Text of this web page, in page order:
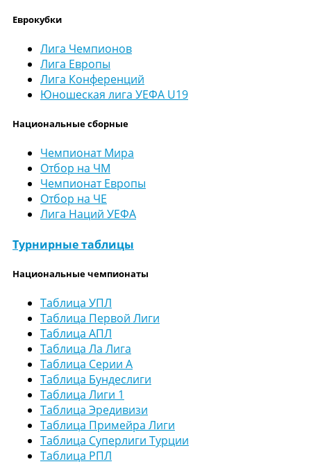
Еврокубки
Лига Чемпионов
Лига Европы
Лига Конференций
Юношеская лига УЕФА U19
Национальные сборные
Чемпионат Мира
Отбор на ЧМ
Чемпионат Европы
Отбор на ЧЕ
Лига Наций УЕФА
Турнирные таблицы
Национальные чемпионаты
Таблица УПЛ
Таблица Первой Лиги
Таблица АПЛ
Таблица Ла Лига
Таблица Серии А
Таблица Бундеслиги
Таблица Лиги 1
Таблица Эредивизи
Таблица Примейра Лиги
Таблица Суперлиги Турции
Таблица РПЛ